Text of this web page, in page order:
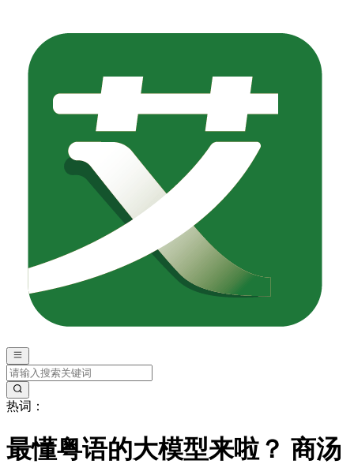
热词：
最懂粤语的大模型来啦？ 商汤